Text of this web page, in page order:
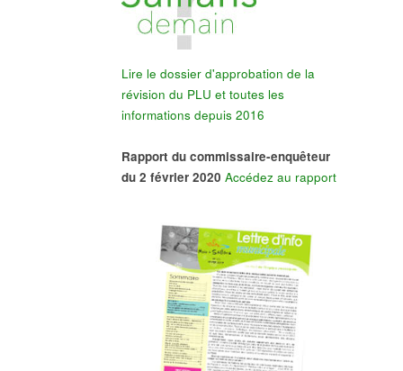
Lire le dossier d'approbation de la
révision du PLU et toutes les
informations depuis 2016
Rapport du commissaire-enquêteur
du 2 février 2020 Accédez au rapport